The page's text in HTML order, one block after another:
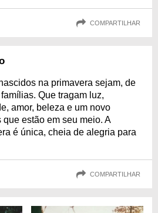
COMPARTILHAR
na primavera sejam, de
Que tragam luz,
amor, beleza e um novo
estão em seu meio. A
é única, cheia de alegria para
COMPARTILHAR